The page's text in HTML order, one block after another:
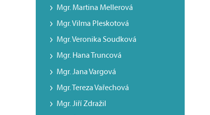
Mgr. Martina Mellerová
Mgr. Vilma Pleskotová
Mgr. Veronika Soudková
Mgr. Hana Truncová
Mgr. Jana Vargová
Mgr. Tereza Vařechová
Mgr. Jiří Zdražil